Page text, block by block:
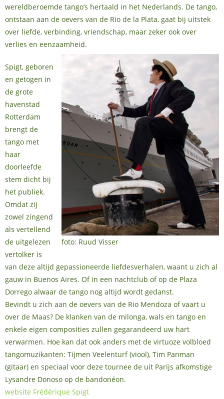
wereldberoemde tango’s hertaald in het Nederlands. De tango,
ontstaan aan de oevers van de Rio de la Plata, gaat bij uitstek
over liefde, verbinding, vriendschap, maar zeker ook over
verlies en eenzaamheid.
foto: Ruud Visser
Spigt, geboren
en getogen in
de grote
havenstad
Rotterdam
brengt de
tango met
haar
doorleefde
stem dicht bij
het publiek.
Omdat zij
zowel zingend
als vertellend
de uitgelezen
vertolker is
van deze altijd gepassioneerde liefdesverhalen, waant u zich al
gauw in Buenos Aires. Of in een nachtclub of op de Plaza
Dorrego alwaar de tango nog altijd wordt gedanst.
Bevindt u zich aan de oevers van de Rio Mendoza of vaart u
over de Maas? De klanken van de milonga, wals en tango en
enkele eigen composities zullen gegarandeerd uw hart
verwarmen. Hoe kan dat ook anders met de virtuoze volbloed
tangomuzikanten: Tijmen Veelenturf (viool), Tim Panman
(gitaar) en speciaal voor deze tournee de uit Parijs afkomstige
Lysandre Donoso op de bandonéon.
website Frédérique Spigt